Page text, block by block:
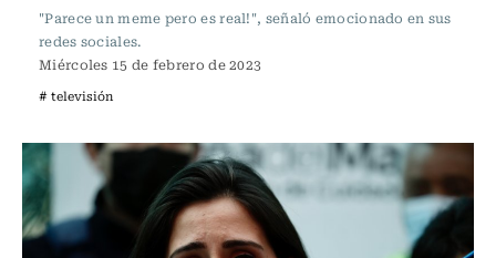
"Parece un meme pero es real!", señaló emocionado en sus
redes sociales.
Miércoles 15 de febrero de 2023
# televisión